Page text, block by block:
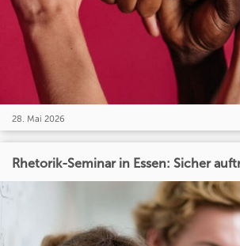
28. Mai 2026
Rhetorik-Seminar in Essen: Sicher